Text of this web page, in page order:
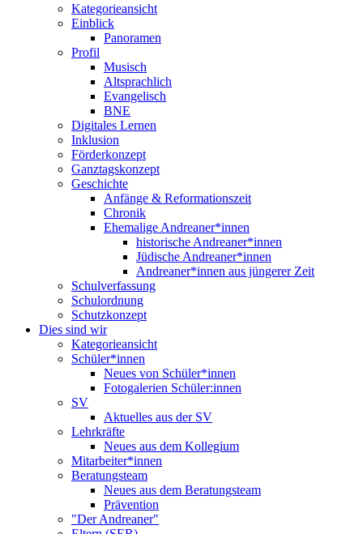
Kategorieansicht
Einblick
Panoramen
Profil
Musisch
Altsprachlich
Evangelisch
BNE
Digitales Lernen
Inklusion
Förderkonzept
Ganztagskonzept
Geschichte
Anfänge & Reformationszeit
Chronik
Ehemalige Andreaner*innen
historische Andreaner*innen
Jüdische Andreaner*innen
Andreaner*innen aus jüngerer Zeit
Schulverfassung
Schulordnung
Schutzkonzept
Dies sind wir
Kategorieansicht
Schüler*innen
Neues von Schüler*innen
Fotogalerien Schüler:innen
SV
Aktuelles aus der SV
Lehrkräfte
Neues aus dem Kollegium
Mitarbeiter*innen
Beratungsteam
Neues aus dem Beratungsteam
Prävention
"Der Andreaner"